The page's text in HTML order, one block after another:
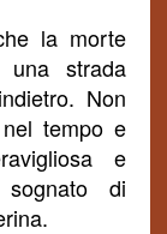
la morte
strada
Non
tempo e
e
di